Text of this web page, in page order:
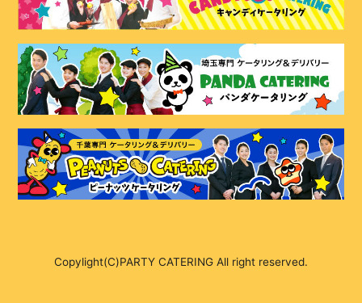
Copylight(C)PARTY CATERING All right reserved.